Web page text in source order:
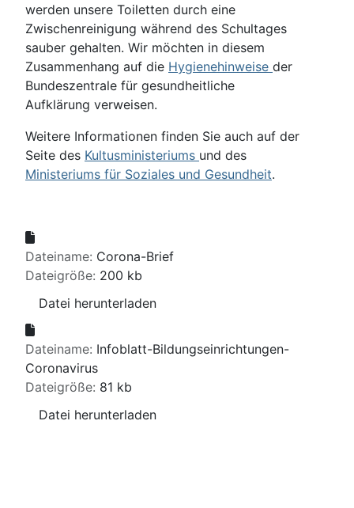
werden unsere Toiletten durch eine
Zwischenreinigung während des Schultages
sauber gehalten. Wir möchten in diesem
Zusammenhang auf die Hygienehinweise der
Bundeszentrale für gesundheitliche
Aufklärung verweisen.
Weitere Informationen finden Sie auch auf der
Seite des Kultusministeriums und des
Ministeriums für Soziales und Gesundheit.
Dateiname: Corona-Brief
Dateigröße: 200 kb
Datei herunterladen
Dateiname: Infoblatt-Bildungseinrichtungen-
Coronavirus
Dateigröße: 81 kb
Datei herunterladen